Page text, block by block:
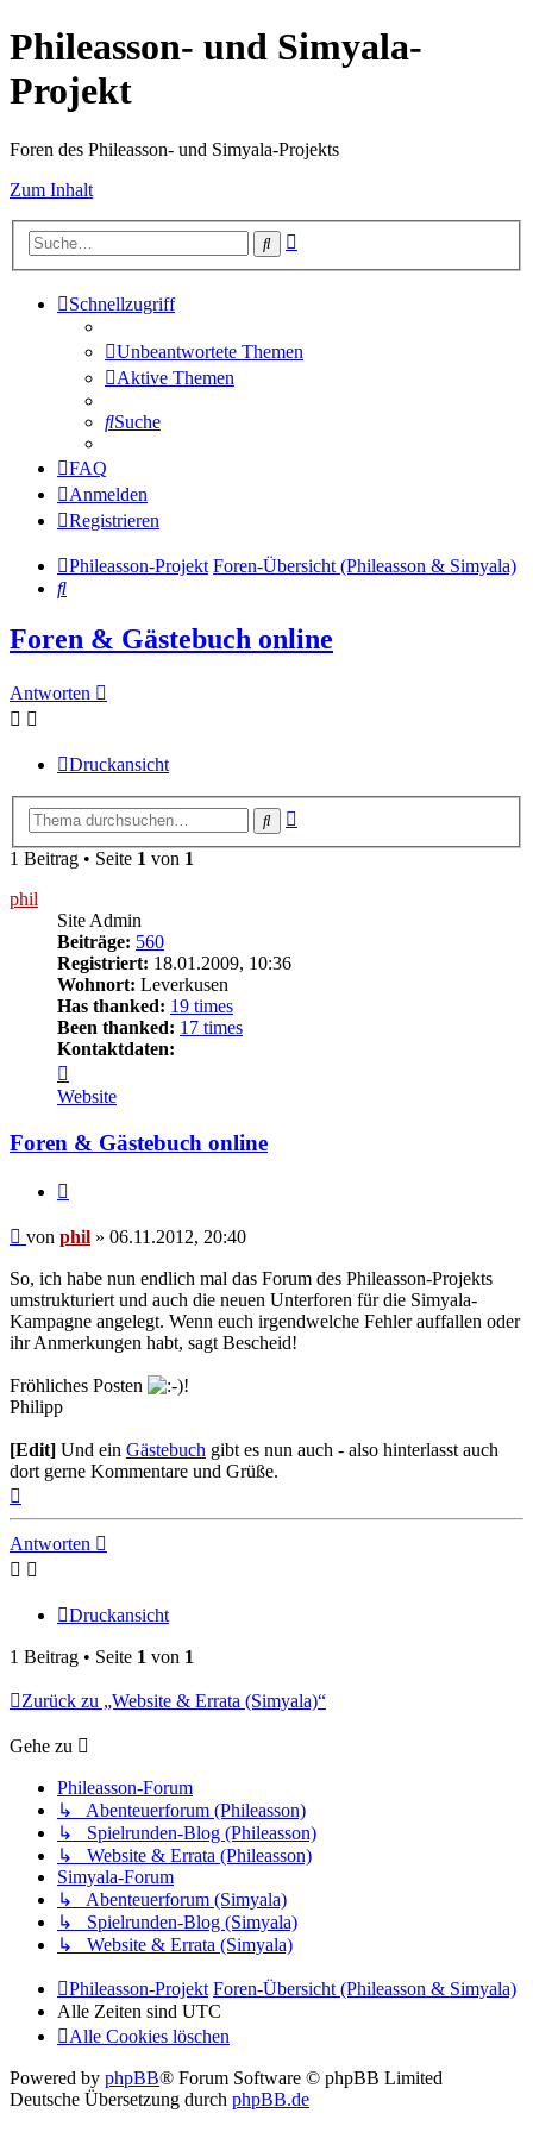
Phileasson- und Simyala-
Projekt
Foren des Phileasson- und Simyala-Projekts
Zum Inhalt
Suche
Schnellzugriff
Unbeantwortete Themen
Aktive Themen
Suche
FAQ
Anmelden
Registrieren
Phileasson-Projekt Foren-Übersicht (Phileasson & Simyala)
Suche
Foren & Gästebuch online
Antworten
Druckansicht
Suche
1 Beitrag • Seite 1 von 1
phil
Site Admin
Beiträge: 560
Registriert: 18.01.2009, 10:36
Wohnort: Leverkusen
Has thanked: 19 times
Been thanked: 17 times
Kontaktdaten:
von
phil
Website
Foren & Gästebuch online
Beitrag
von phil » 06.11.2012, 20:40
So, ich habe nun endlich mal das Forum des Phileasson-Projekts
umstrukturiert und auch die neuen Unterforen für die Simyala-
Kampagne angelegt. Wenn euch irgendwelche Fehler auffallen oder
ihr Anmerkungen habt, sagt Bescheid!
Fröhliches Posten
!
Philipp
[Edit] Und ein Gästebuch gibt es nun auch - also hinterlasst auch
dort gerne Kommentare und Grüße.
Antworten
Druckansicht
1 Beitrag • Seite 1 von 1
Zurück zu „Website & Errata (Simyala)“
Gehe zu
Phileasson-Forum
↳ Abenteuerforum (Phileasson)
↳ Spielrunden-Blog (Phileasson)
↳ Website & Errata (Phileasson)
Simyala-Forum
↳ Abenteuerforum (Simyala)
↳ Spielrunden-Blog (Simyala)
↳ Website & Errata (Simyala)
Phileasson-Projekt Foren-Übersicht (Phileasson & Simyala)
Alle Zeiten sind UTC
Alle Cookies löschen
Powered by phpBB® Forum Software © phpBB Limited
Deutsche Übersetzung durch phpBB.de